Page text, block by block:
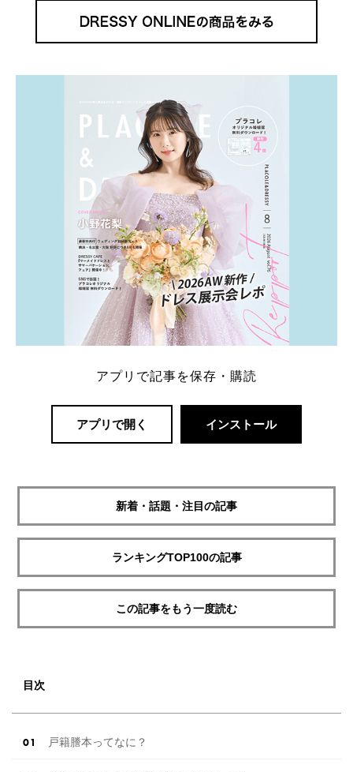
アプリで記事を保存・購読
アプリで開く インストール
新着・話題・注目の記事
ランキングTOP100の記事
この記事をもう一度読む
目次
戸籍謄本ってなに？